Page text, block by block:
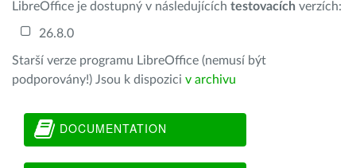
LibreOffice je dostupný v následujících testovacích verzích:
26.8.0
Starší verze programu LibreOffice (nemusí být
podporovány!) Jsou k dispozici v archivu
DOCUMENTATION